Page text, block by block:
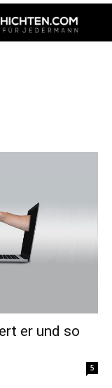
er und so
5